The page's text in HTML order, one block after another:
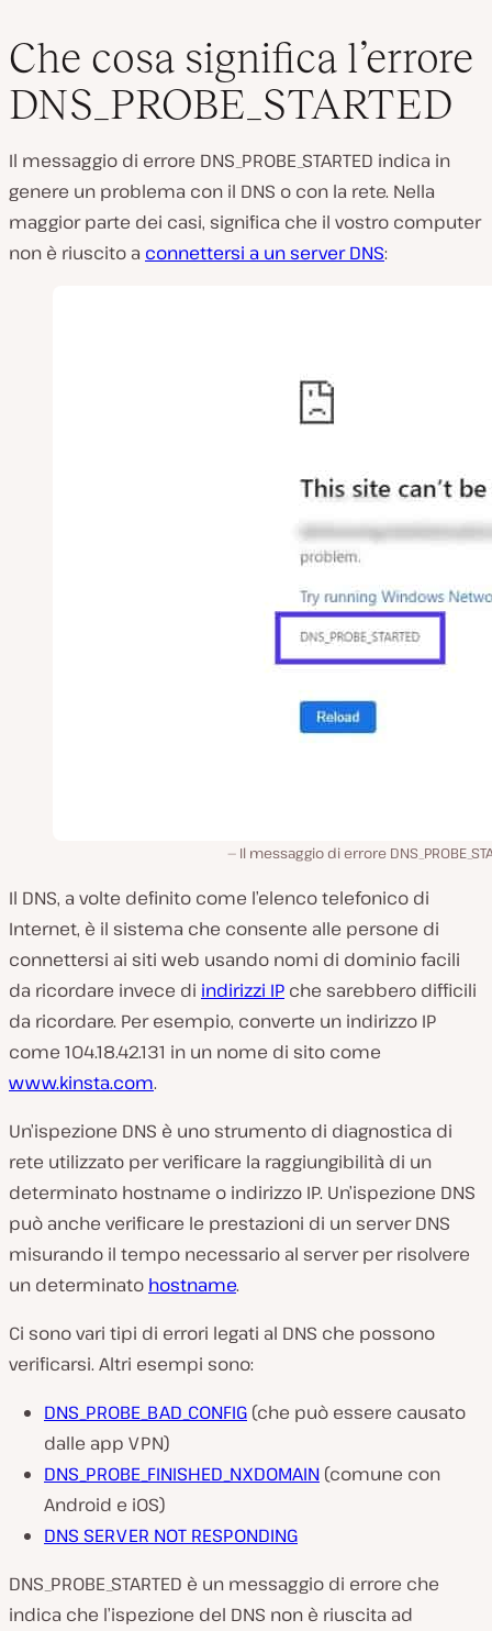
p
r
o
d
u
c
i
Che cosa significa l’errore
DNS_PROBE_STARTED
Il messaggio di errore DNS_PROBE_STARTED indica in
genere un problema con il DNS o con la rete. Nella
maggior parte dei casi, significa che il vostro computer
non è riuscito a connettersi a un server DNS:
Il messaggio di errore
Il DNS, a volte definito come l’elenco telefonico di
Internet, è il sistema che consente alle persone di
connettersi ai siti web usando nomi di dominio facili
da ricordare invece di indirizzi IP che sarebbero difficili
da ricordare. Per esempio, converte un indirizzo IP
come 104.18.42.131 in un nome di sito come
www.kinsta.com.
Un’ispezione DNS è uno strumento di diagnostica di
rete utilizzato per verificare la raggiungibilità di un
determinato hostname o indirizzo IP. Un’ispezione DNS
può anche verificare le prestazioni di un server DNS
misurando il tempo necessario al server per risolvere
un determinato hostname.
Ci sono vari tipi di errori legati al DNS che possono
verificarsi. Altri esempi sono:
DNS_PROBE_BAD_CONFIG (che può essere causato
dalle app VPN)
DNS_PROBE_FINISHED_NXDOMAIN (comune con
Android e iOS)
DNS SERVER NOT RESPONDING
DNS_PROBE_STARTED è un messaggio di errore che
indica che l’ispezione del DNS non è riuscita ad